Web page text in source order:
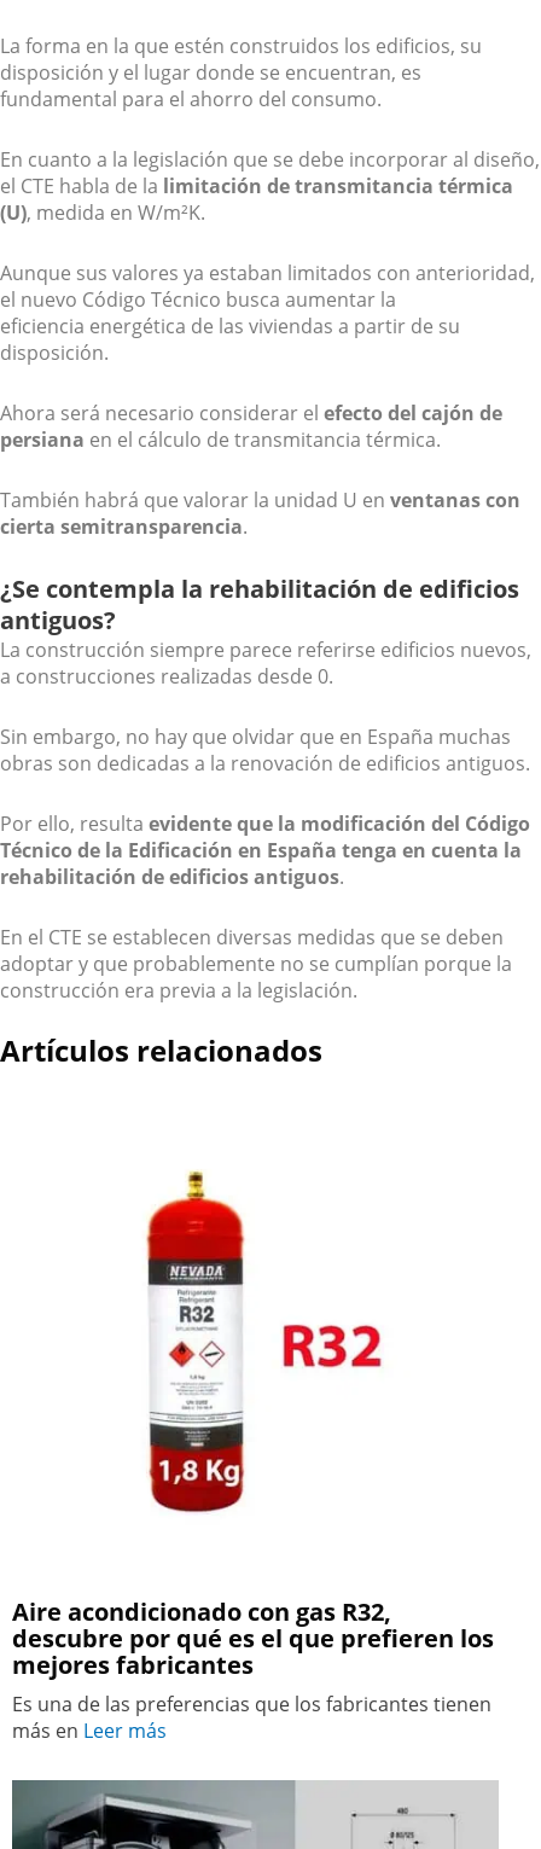
La forma en la que estén construidos los edificios, su
disposición y el lugar donde se encuentran, es
fundamental para el ahorro del consumo.
En cuanto a la legislación que se debe incorporar al diseño,
el CTE habla de la limitación de transmitancia térmica
(U), medida en W/m²K.
Aunque sus valores ya estaban limitados con anterioridad,
el nuevo Código Técnico busca aumentar la
eficiencia energética de las viviendas a partir de su
disposición.
Ahora será necesario considerar el efecto del cajón de
persiana en el cálculo de transmitancia térmica.
También habrá que valorar la unidad U en ventanas con
cierta semitransparencia.
¿Se contempla la rehabilitación de edificios
antiguos?
La construcción siempre parece referirse edificios nuevos,
a construcciones realizadas desde 0.
Sin embargo, no hay que olvidar que en España muchas
obras son dedicadas a la renovación de edificios antiguos.
Por ello, resulta evidente que la modificación del Código
Técnico de la Edificación en España tenga en cuenta la
rehabilitación de edificios antiguos.
En el CTE se establecen diversas medidas que se deben
adoptar y que probablemente no se cumplían porque la
construcción era previa a la legislación.
Artículos relacionados
Aire acondicionado con gas R32,
descubre por qué es el que prefieren los
mejores fabricantes
Es una de las preferencias que los fabricantes tienen
más en Leer más